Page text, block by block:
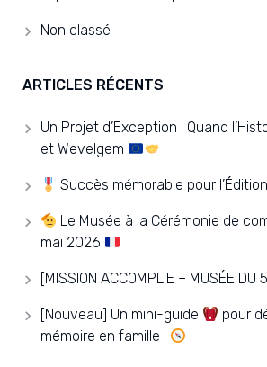
Non classé
ARTICLES RÉCENTS
Un Projet d’Exception : Quand
et Wevelgem
Succès mémorable pour
Le Musée à la Cérémonie de
mai 2026
[MISSION ACCOMPLIE – MUSÉE DU
[Nouveau] Un mini-guide
pour
mémoire en famille !